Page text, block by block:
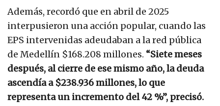
Además, recordó que en abril de 2025
interpusieron una acción popular, cuando las
EPS intervenidas adeudaban a la red pública
de Medellín $168.208 millones. “Siete meses
después, al cierre de ese mismo año, la deuda
ascendía a $238.936 millones, lo que
representa un incremento del 42 %”, precisó.